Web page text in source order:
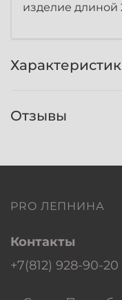
изделие длиной
Отзывы
PRO ЛЕПНИНА
Контакты
+7(812) 928-90-20